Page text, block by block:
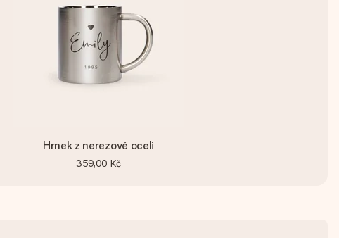
Hrnek z nerezové oceli
359,00 Kč